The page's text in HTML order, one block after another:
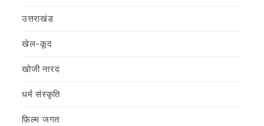
उत्तराखंड
खेल-कूद
खोजी नारद
धर्म संस्कृति
फ़िल्‍म जगत